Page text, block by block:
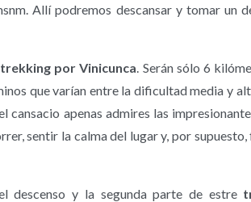
Allí podremos descansar y tomar un
trekking por Vinicunca . Serán sólo 6
que varían entre la dificultad media y
cansacio apenas admires las
sentir la calma del lugar y, por
descenso y la segunda parte de estre